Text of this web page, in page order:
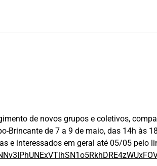
de novos grupos e coletivos,
de 7 a 9 de maio, das 14h às
e interessados em geral até 05/05 pelo